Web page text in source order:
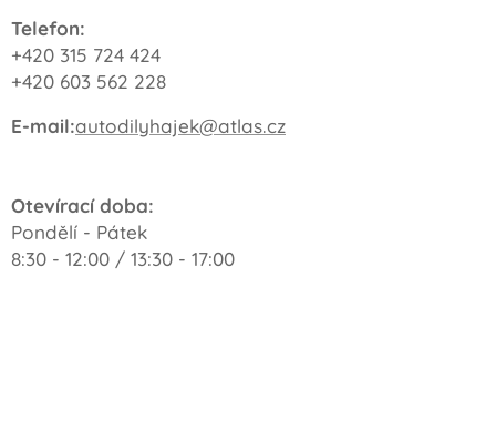
Telefon:
+420 315 724 424
+420 603 562 228
E-mail:autodilyhajek@atlas.cz
Otevírací doba:
Pondělí - Pátek
8:30 - 12:00 / 13:30 - 17:00